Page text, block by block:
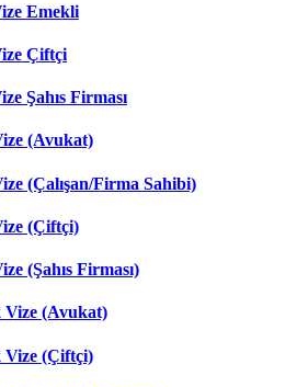
Emekli
Çiftçi
Şahıs Firması
(Avukat)
(Çalışan/Firma Sahibi)
(Çiftçi)
(Şahıs Firması)
(Avukat)
(Çiftçi)